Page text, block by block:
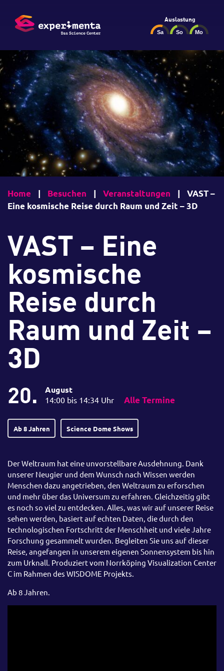
Auslastung
Home | Besuchen | Veranstaltungen |
VAST –
Eine kosmische Reise durch Raum und Zeit – 3D
VAST – Eine
kosmische
Reise durch
Raum und Zeit –
3D
20. August
14:00 bis 14:34 Uhr Alle Termine
Ab 8 Jahren Science Dome Shows
Der Weltraum hat eine unvorstellbare Ausdehnung. Dank
unserer Neugier und dem Wunsch nach Wissen werden
Menschen dazu angetrieben, den Weltraum zu erforschen
und mehr über das Universum zu erfahren. Gleichzeitig gibt
es noch so viel zu entdecken. Alles, was wir auf unserer Reise
sehen werden, basiert auf echten Daten, die durch den
technologischen Fortschritt der Menschheit und viele Jahre
Forschung gesammelt wurden. Begleiten Sie uns auf dieser
Reise, angefangen in unserem eigenen Sonnensystem bis hin
zum Urknall. Produziert vom Norrköping Visualization Center
C im Rahmen des WISDOME Projekts.
Ab 8 Jahren.